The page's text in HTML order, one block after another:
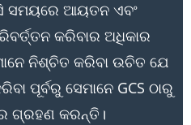
ସମୟରେ ଆୟତନ ଏବଂ
କରିବାର ଅଧିକାର
ନିଶ୍ଚିତ କରିବା ଉଚିତ ଯେ
ପୂର୍ବରୁ ସେମାନେ GCS ଠାରୁ
ଗ୍ରହଣ କରନ୍ତି।